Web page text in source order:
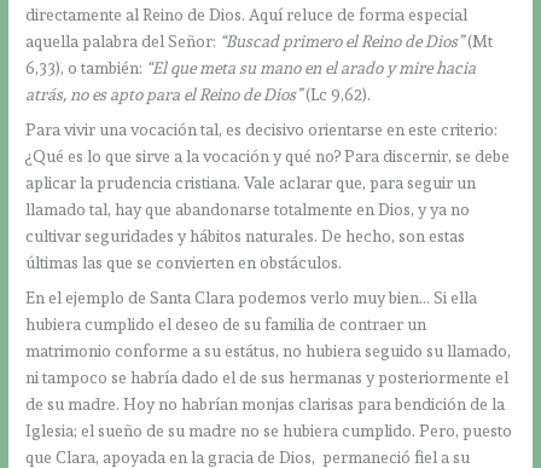
directamente al Reino de Dios. Aquí reluce de forma especial
aquella palabra del Señor: “Buscad primero el Reino de Dios”(Mt
6,33), o también: “El que meta su mano en el arado y mire hacia
atrás, no es apto para el Reino de Dios”(Lc 9,62).
Para vivir una vocación tal, es decisivo orientarse en este criterio:
¿Qué es lo que sirve a la vocación y qué no? Para discernir, se debe
aplicar la prudencia cristiana. Vale aclarar que, para seguir un
llamado tal, hay que abandonarse totalmente en Dios, y ya no
cultivar seguridades y hábitos naturales. De hecho, son estas
últimas las que se convierten en obstáculos.
En el ejemplo de Santa Clara podemos verlo muy bien… Si ella
hubiera cumplido el deseo de su familia de contraer un
matrimonio conforme a su estátus, no hubiera seguido su llamado,
ni tampoco se habría dado el de sus hermanas y posteriormente el
de su madre. Hoy no habrían monjas clarisas para bendición de la
Iglesia; el sueño de su madre no se hubiera cumplido. Pero, puesto
que Clara, apoyada en la gracia de Dios, permaneció fiel a su